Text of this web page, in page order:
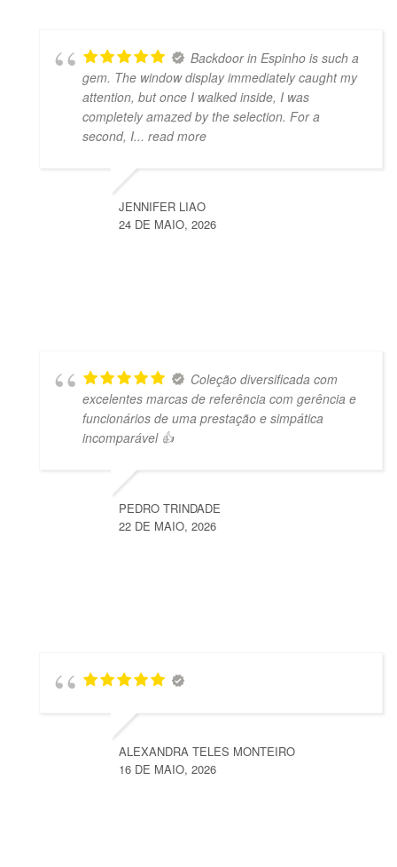
Backdoor in Espinho is such a
gem. The window display immediately caught my
attention, but once I walked inside, I was
completely amazed by the selection. For a
second, I... read more
JENNIFER LIAO
24 DE MAIO, 2026
Coleção diversificada com
excelentes marcas de referência com gerência e
funcionários de uma prestação e simpática
incomparável 👍
PEDRO TRINDADE
22 DE MAIO, 2026
ALEXANDRA TELES MONTEIRO
16 DE MAIO, 2026